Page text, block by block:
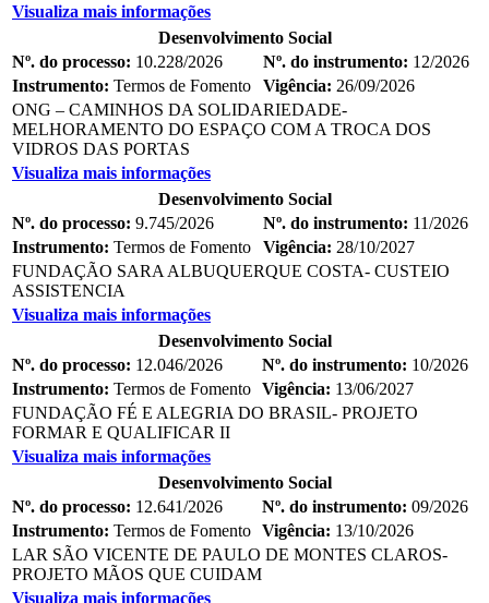
Visualiza mais informações
Desenvolvimento Social
Nº. do processo: 10.228/2026 Nº. do instrumento: 12/2026
Instrumento: Termos de Fomento Vigência: 26/09/2026
ONG – CAMINHOS DA SOLIDARIEDADE-
MELHORAMENTO DO ESPAÇO COM A TROCA DOS
VIDROS DAS PORTAS
Visualiza mais informações
Desenvolvimento Social
Nº. do processo: 9.745/2026 Nº. do instrumento: 11/2026
Instrumento: Termos de Fomento Vigência: 28/10/2027
FUNDAÇÃO SARA ALBUQUERQUE COSTA- CUSTEIO
ASSISTENCIA
Visualiza mais informações
Desenvolvimento Social
Nº. do processo: 12.046/2026 Nº. do instrumento: 10/2026
Instrumento: Termos de Fomento Vigência: 13/06/2027
FUNDAÇÃO FÉ E ALEGRIA DO BRASIL- PROJETO
FORMAR E QUALIFICAR II
Visualiza mais informações
Desenvolvimento Social
Nº. do processo: 12.641/2026 Nº. do instrumento: 09/2026
Instrumento: Termos de Fomento Vigência: 13/10/2026
LAR SÃO VICENTE DE PAULO DE MONTES CLAROS-
PROJETO MÃOS QUE CUIDAM
Visualiza mais informações